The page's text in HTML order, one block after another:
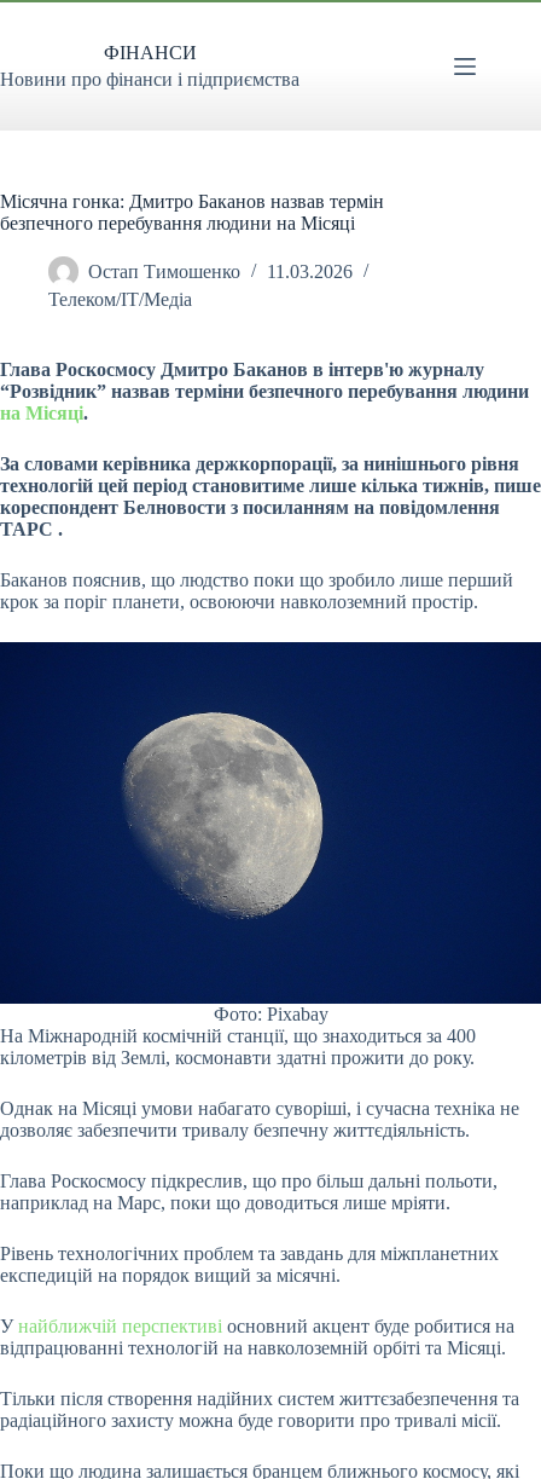
Перейти
ФІНАНСИ
Новини про фінанси і підприємства
Місячна гонка: Дмитро Баканов назвав термін
безпечного перебування людини на Місяці
Остап Тимошенко
11.03.2026
Телеком/ІТ/Медіа
Глава Роскосмосу Дмитро Баканов в інтерв'ю журналу
“Розвідник” назвав терміни безпечного перебування людини
на Місяці.
За словами керівника держкорпорації, за нинішнього рівня
технологій цей період становитиме лише кілька тижнів, пише
кореспондент Белновости з посиланням на повідомлення
ТАРС .
Баканов пояснив, що людство поки що зробило лише перший
крок за поріг планети, освоюючи навколоземний простір.
Фото: Pixabay
На Міжнародній космічній станції, що знаходиться за 400
кілометрів від Землі, космонавти здатні прожити до року.
Однак на Місяці умови набагато суворіші, і сучасна техніка не
дозволяє забезпечити тривалу безпечну життєдіяльність.
Глава Роскосмосу підкреслив, що про більш дальні польоти,
наприклад на Марс, поки що доводиться лише мріяти.
Рівень технологічних проблем та завдань для міжпланетних
експедицій на порядок вищий за місячні.
Унайближчій перспективі основний акцент буде робитися на
відпрацюванні технологій на навколоземній орбіті та Місяці.
Тільки після створення надійних систем життєзабезпечення та
радіаційного захисту можна буде говорити про тривалі місії.
Поки що людина залишається бранцем ближнього космосу, які